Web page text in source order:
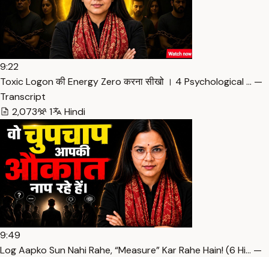
9:22
Toxic Logon की Energy Zero करना सीखो । 4 Psychological … —
Transcript
2,073
1 Hindi
9:49
Log Aapko Sun Nahi Rahe, “Measure” Kar Rahe Hain! (6 Hi… —